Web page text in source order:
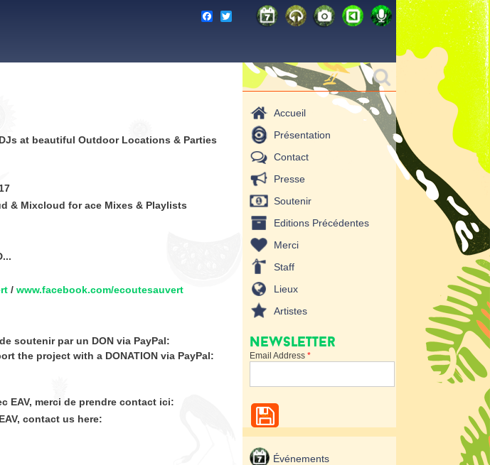
b
t
at beautiful Outdoor Locations & Parties
& Mixcloud for ace Mixes & Playlists
/ www.facebook.com/ecoutesauvert
soutenir par un DON via PayPal:
the project with a DONATION via PayPal:
EAV, merci de prendre contact ici:
contact us here:
Formulaire de
recherche
Rechercher
Accueil
Présentation
Contact
Presse
Soutenir
Editions Précédentes
Merci
Staff
Lieux
Artistes
Newsletter
Email Address *
Événements